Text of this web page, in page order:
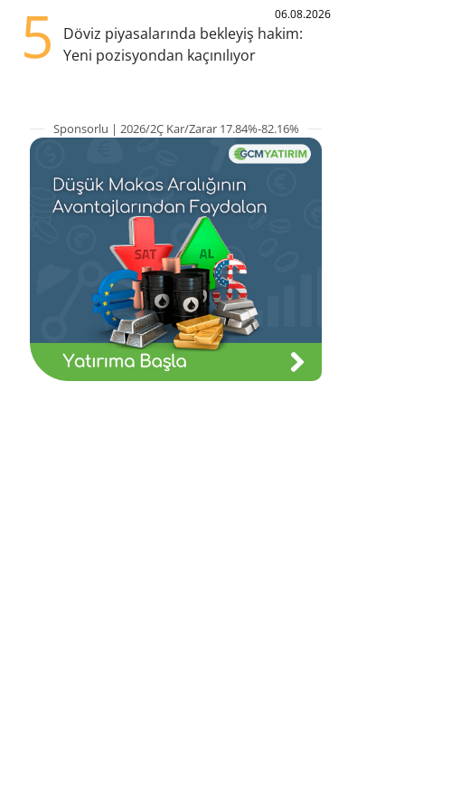
5 06.08.2026
Döviz piyasalarında bekleyiş hakim:
Yeni pozisyondan kaçınılıyor
Sponsorlu | 2026/2Ç Kar/Zarar 17.84%-82.16%